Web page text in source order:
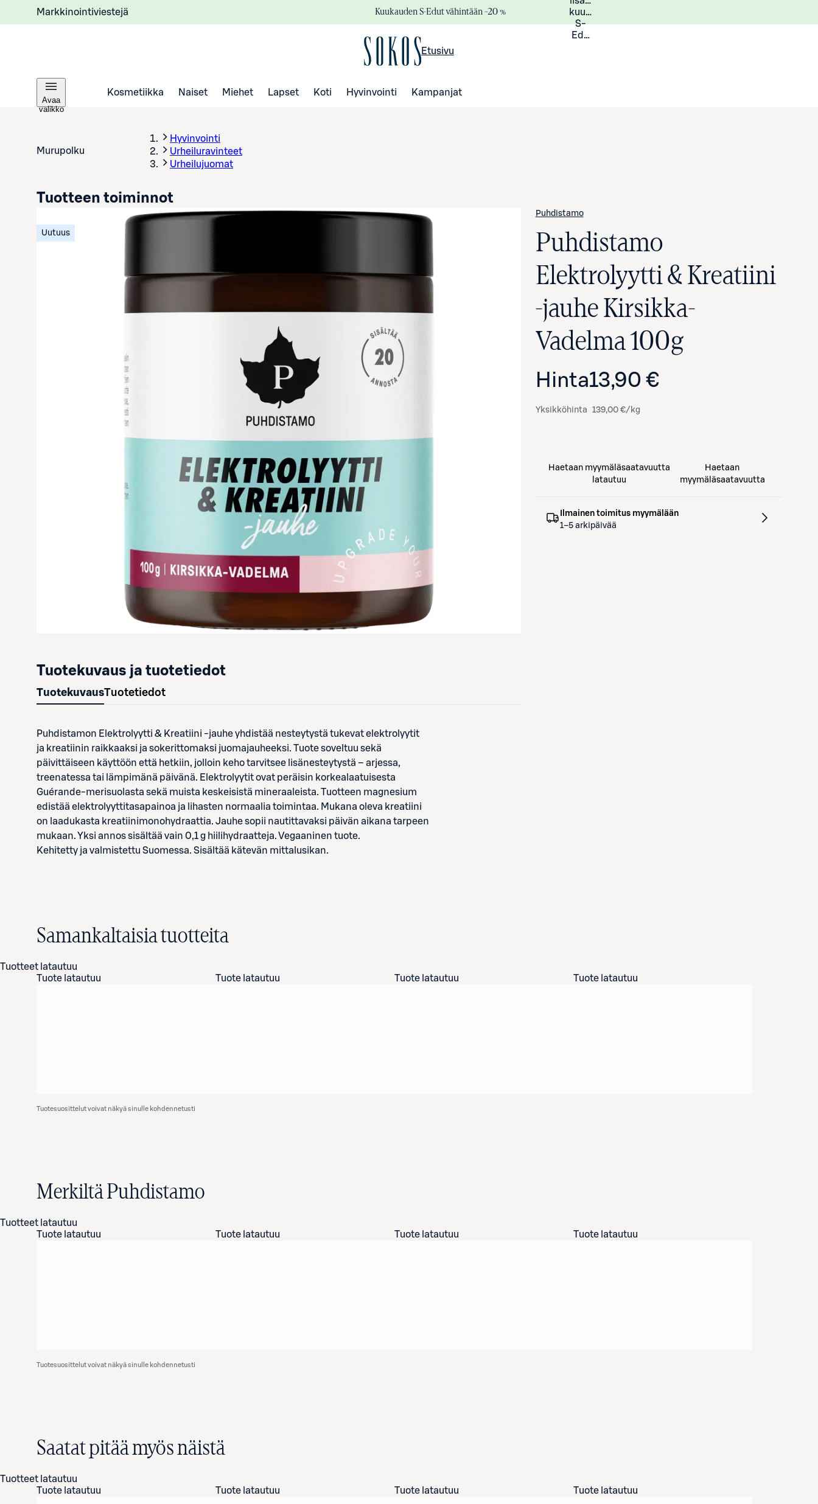
Markkinointiviestejä Kuukauden S-Edut vähintään –20 %
kuukauden
S-
Eduista
Etusivu
Avaa
valikko
Kosmetiikka Naiset Miehet Lapset Koti Hyvinvointi Kampanjat
Murupolku
Hyvinvointi
Urheiluravinteet
Urheilujuomat
Avaa tuotekuva suurennettuna
Uutuus
Puhdistamo
Puhdistamo
Elektrolyytti & Kreatiini
-jauhe Kirsikka-
Vadelma 100g
Hinta13,90 €
Yksikköhinta 139,00 €/kg
Tuotteen toiminnot
Haetaan myymäläsaatavuutta
latautuu
Haetaan
myymäläsaatavuutta
Ilmainen toimitus myymälään
1–5 arkipäivää
Tuotekuvaus ja tuotetiedot
TuotekuvausTuotetiedot
Puhdistamon Elektrolyytti & Kreatiini -jauhe yhdistää nesteytystä tukevat elektrolyytit
ja kreatiinin raikkaaksi ja sokerittomaksi juomajauheeksi. Tuote soveltuu sekä
päivittäiseen käyttöön että hetkiin, jolloin keho tarvitsee lisänesteytystä – arjessa,
treenatessa tai lämpimänä päivänä. Elektrolyytit ovat peräisin korkealaatuisesta
Guérande-merisuolasta sekä muista keskeisistä mineraaleista. Tuotteen magnesium
edistää elektrolyyttitasapainoa ja lihasten normaalia toimintaa. Mukana oleva kreatiini
on laadukasta kreatiinimonohydraattia. Jauhe sopii nautittavaksi päivän aikana tarpeen
mukaan. Yksi annos sisältää vain 0,1 g hiilihydraatteja. Vegaaninen tuote.
Kehitetty ja valmistettu Suomessa. Sisältää kätevän mittalusikan.
Samankaltaisia tuotteita
Tuotteet latautuu
Tuote latautuu
Tuote latautuu Tuote latautuu Tuote latautuu
Tuotesuosittelut voivat näkyä sinulle kohdennetusti
Merkiltä Puhdistamo
Tuotteet latautuu
Tuote latautuu
Tuote latautuu Tuote latautuu Tuote latautuu
Tuotesuosittelut voivat näkyä sinulle kohdennetusti
Saatat pitää myös näistä
Tuotteet latautuu
Tuote latautuu
Tuote latautuu Tuote latautuu Tuote latautuu